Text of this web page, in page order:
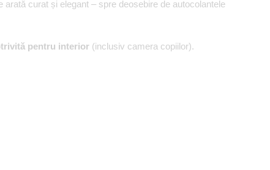
curat și elegant – spre deosebire de autocolantele
pentru interior (inclusiv camera copiilor).